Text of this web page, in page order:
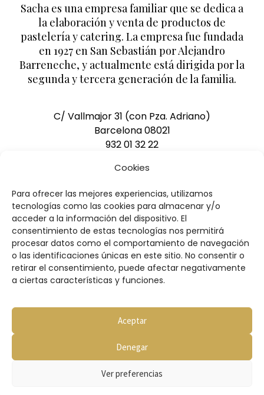
Cookies
Para ofrecer las mejores experiencias, utilizamos
tecnologías como las cookies para almacenar y/o
acceder a la información del dispositivo. El
consentimiento de estas tecnologías nos permitirá
procesar datos como el comportamiento de navegación
o las identificaciones únicas en este sitio. No consentir o
retirar el consentimiento, puede afectar negativamente
a ciertas características y funciones.
Aceptar
Denegar
Ver preferencias
Sacha es una empresa familiar que se dedica a
la elaboración y venta de productos de
pastelería y catering. La empresa fue fundada
en 1927 en San Sebastián por Alejandro
Barreneche, y actualmente está dirigida por la
segunda y tercera generación de la familia.
C/ Vallmajor 31 (con Pza. Adriano)
Barcelona 08021
932 01 32 22
DESCARGAR CATÁLOGO
Condiciones de compra
Política de privacidad
Política de cookies
© 2026 Copyright Pastelería Sacha
Web diseñada porWébico